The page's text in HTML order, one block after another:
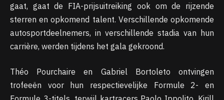
gaat, gaat de FIA-prijsuitreiking ook om de rijzende
sterren en opkomend talent. Verschillende opkomende
autosportdeelnemers, in verschillende stadia van hun
carrière, werden tijdens het gala gekroond.
Théo Pourchaire en Gabriel Bortoleto ontvingen
trofeeën voor hun respectievelijke Formule 2- en